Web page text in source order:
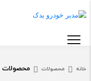
خانه محصولات محصولات